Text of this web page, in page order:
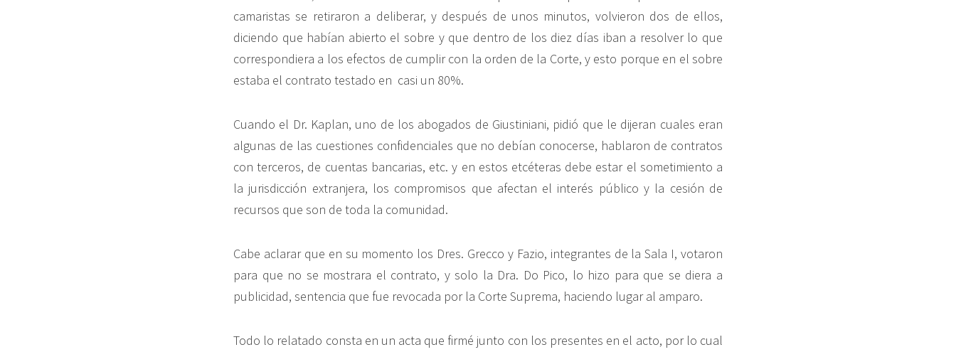
camaristas se retiraron a deliberar, y después de unos minutos, volvieron dos de ellos,
diciendo que habían abierto el sobre y que dentro de los diez días iban a resolver lo que
correspondiera a los efectos de cumplir con la orden de la Corte, y esto porque en el sobre
estaba el contrato testado en casi un 80%.
Cuando el Dr. Kaplan, uno de los abogados de Giustiniani, pidió que le dijeran cuales eran
algunas de las cuestiones confidenciales que no debían conocerse, hablaron de contratos
con terceros, de cuentas bancarias, etc. y en estos etcéteras debe estar el sometimiento a
la jurisdicción extranjera, los compromisos que afectan el interés público y la cesión de
recursos que son de toda la comunidad.
Cabe aclarar que en su momento los Dres. Grecco y Fazio, integrantes de la Sala I, votaron
para que no se mostrara el contrato, y solo la Dra. Do Pico, lo hizo para que se diera a
publicidad, sentencia que fue revocada por la Corte Suprema, haciendo lugar al amparo.
Todo lo relatado consta en un acta que firmé junto con los presentes en el acto, por lo cual